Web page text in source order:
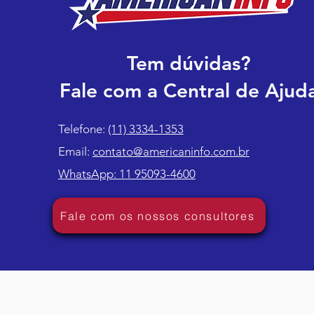
Tem dúvidas?
Fale com a Central de
Telefone: (11) 3334-1353
Email: contato@americaninfo.com.br
WhatsApp: 11 95093-4600
Fale com os nossos consultores